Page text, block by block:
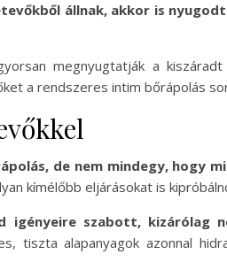
állnak, akkor is
megnyugtatják a
a rendszeres intim bőrápolás
de nem mindegy, hogy
kímélőbb eljárásokat is
szabott, kizárólag
tiszta alapanyagok azonnal